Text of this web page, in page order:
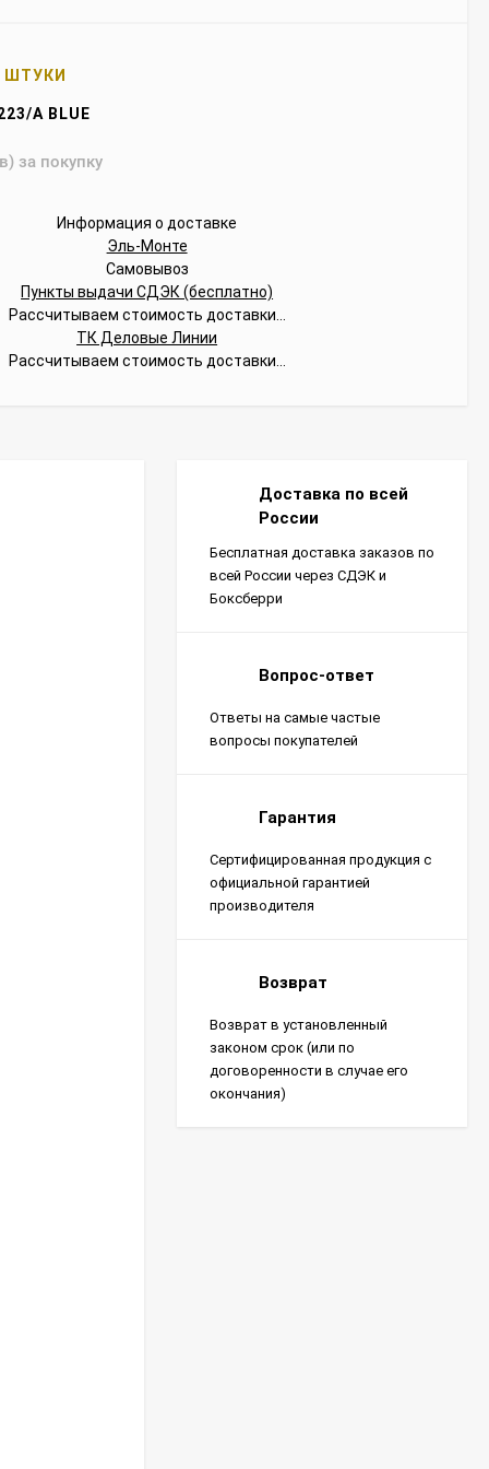
ШТУКИ
A BLUE
за покупку
Информация о доставке
Эль-Монте
Самовывоз
Пункты выдачи СДЭК (бесплатно)
Рассчитываем стоимость доставки...
ТК Деловые Линии
Рассчитываем стоимость доставки...
Доставка по всей
России
Бесплатная доставка заказов по
всей России через СДЭК и
Боксберри
Вопрос-ответ
Ответы на самые частые
вопросы покупателей
Гарантия
Сертифицированная продукция с
официальной гарантией
производителя
Возврат
Возврат в установленный
законом срок (или по
договоренности в случае его
окончания)